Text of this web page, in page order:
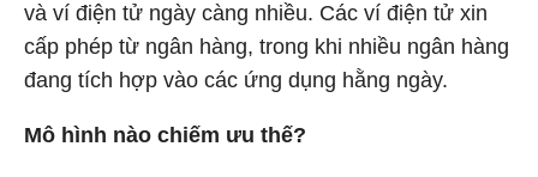
và ví điện tử ngày càng nhiều. Các ví điện tử xin
cấp phép từ ngân hàng, trong khi nhiều ngân hàng
đang tích hợp vào các ứng dụng hằng ngày.
Mô hình nào chiếm ưu thế?